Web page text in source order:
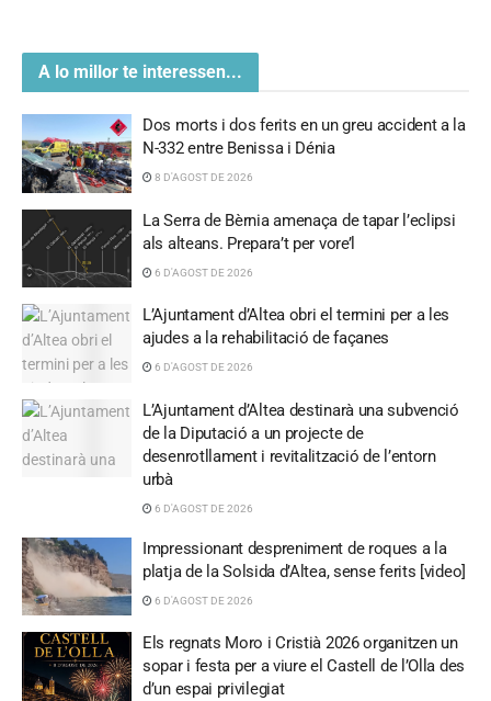
A lo millor te interessen...
Dos morts i dos ferits en un greu accident a la
N-332 entre Benissa i Dénia
8 D'AGOST DE 2026
La Serra de Bèrnia amenaça de tapar l’eclipsi
als alteans. Prepara’t per vore’l
6 D'AGOST DE 2026
L’Ajuntament d’Altea obri el termini per a les
ajudes a la rehabilitació de façanes
6 D'AGOST DE 2026
L’Ajuntament d’Altea destinarà una subvenció
de la Diputació a un projecte de
desenrotllament i revitalització de l’entorn
urbà
6 D'AGOST DE 2026
Impressionant despreniment de roques a la
platja de la Solsida d’Altea, sense ferits [video]
6 D'AGOST DE 2026
Els regnats Moro i Cristià 2026 organitzen un
sopar i festa per a viure el Castell de l’Olla des
d’un espai privilegiat